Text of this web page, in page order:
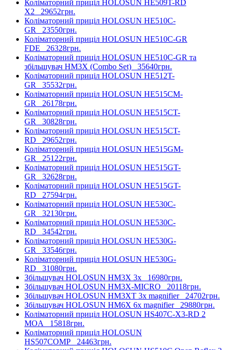
Коліматорний приціл HOLOSUN HE509T-RD
X2 29652грн.
Коліматорний приціл HOLOSUN HE510C-
GR 23550грн.
Коліматорний приціл HOLOSUN HE510C-GR
FDE 26328грн.
Коліматорний приціл HOLOSUN HE510C-GR та
збільшувач HM3X (Combo Set) 35640грн.
Коліматорний приціл HOLOSUN HE512T-
GR 35532грн.
Коліматорний приціл HOLOSUN HE515CM-
GR 26178грн.
Коліматорний приціл HOLOSUN HE515CT-
GR 30828грн.
Коліматорний приціл HOLOSUN HE515CT-
RD 29652грн.
Коліматорний приціл HOLOSUN HE515GM-
GR 25122грн.
Коліматорний приціл HOLOSUN HE515GT-
GR 32628грн.
Коліматорний приціл HOLOSUN HE515GT-
RD 27594грн.
Коліматорний приціл HOLOSUN HE530C-
GR 32130грн.
Коліматорний приціл HOLOSUN HE530C-
RD 34542грн.
Коліматорний приціл HOLOSUN HE530G-
GR 33546грн.
Коліматорний приціл HOLOSUN HE530G-
RD 31080грн.
Збільшувач HOLOSUN HM3X 3x 16980грн.
Збільшувач HOLOSUN HM3X-MICRO 20118грн.
Збільшувач HOLOSUN HM3XT 3x magnifier 24702грн.
Збільшувач HOLOSUN HM6X 6x magnifier 29880грн.
Коліматорний приціл HOLOSUN HS407C-X3-RD 2
MOA 15818грн.
Коліматорний приціл HOLOSUN
HS507COMP 24463грн.